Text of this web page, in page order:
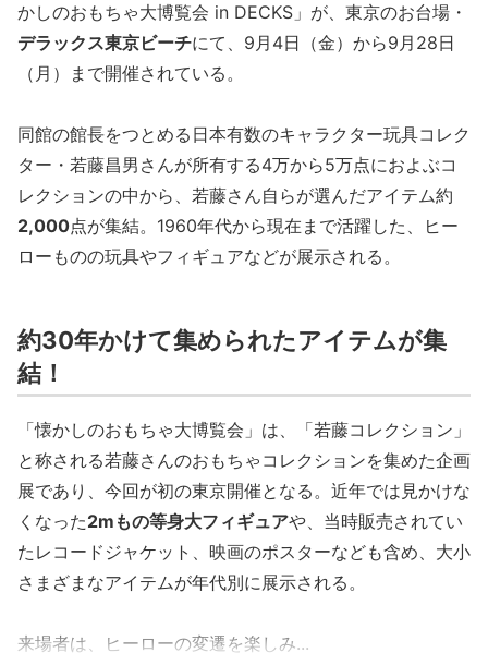
かしのおもちゃ大博覧会 in DECKS」が、東京のお台場・
デラックス東京ビーチにて、9月4日（金）から9月28日
（月）まで開催されている。
同館の館長をつとめる日本有数のキャラクター玩具コレク
ター・若藤昌男さんが所有する4万から5万点におよぶコ
レクションの中から、若藤さん自らが選んだアイテム約
2,000点が集結。1960年代から現在まで活躍した、ヒー
ローものの玩具やフィギュアなどが展示される。
約30年かけて集められたアイテムが集
結！
「懐かしのおもちゃ大博覧会」は、「若藤コレクション」
と称される若藤さんのおもちゃコレクションを集めた企画
展であり、今回が初の東京開催となる。近年では見かけな
くなった2mもの等身大フィギュアや、当時販売されてい
たレコードジャケット、映画のポスターなども含め、大小
さまざまなアイテムが年代別に展示される。
来場者は、ヒーローの変遷を楽しみ...